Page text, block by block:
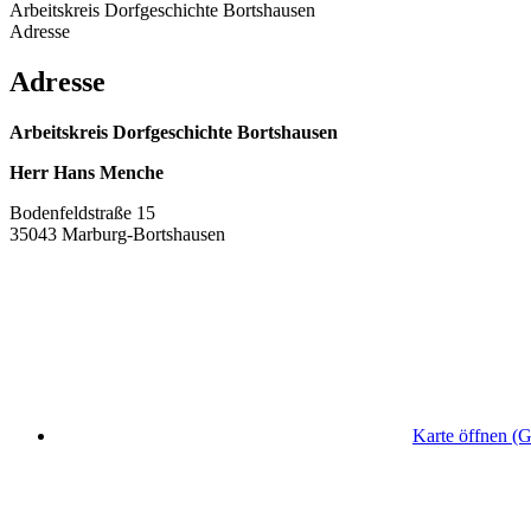
Arbeitskreis Dorfgeschichte Bortshausen
Adresse
Adresse
Arbeitskreis Dorfgeschichte Bortshausen
Herr Hans Menche
Bodenfeldstraße 15
35043 Marburg-Bortshausen
Karte öffnen